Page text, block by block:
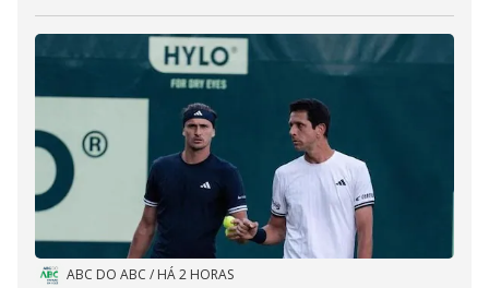
ABC DO ABC / HÁ 2 HORAS